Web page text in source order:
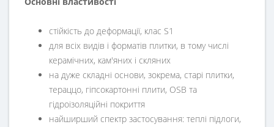
cтійкість до деформації, клас S1
для всіх видів і форматів плитки, в тому числі
керамічних, кам'яних і скляних
на дуже складні основи, зокрема, старі плитки,
тераццо, гіпсокартонні плити, OSB та
гідроізоляційні покриття
найширший спектр застосування: теплі підлоги,